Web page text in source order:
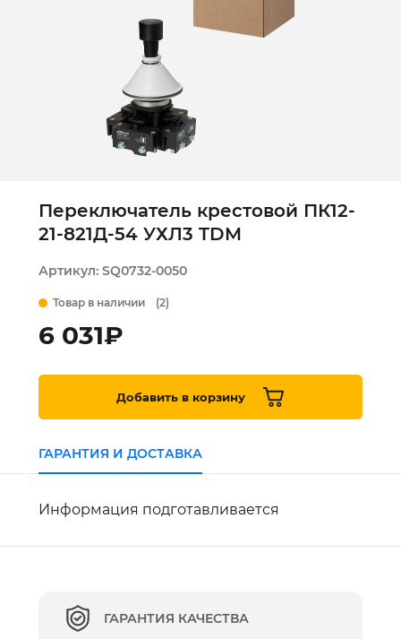
Переключатель крестовой ПК12-
21-821Д-54 УХЛ3 TDM
Артикул: SQ0732-0050
Товар в наличии (2)
6 031₽
Добавить в корзину
ГАРАНТИЯ И ДОСТАВКА
Информация подготавливается
ГАРАНТИЯ КАЧЕСТВА